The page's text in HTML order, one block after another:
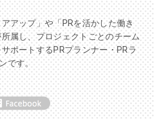
アップ」や「PRを活かした働き
属し、プロジェクトごとのチーム
ポートするPRプランナー・PRラ
です。